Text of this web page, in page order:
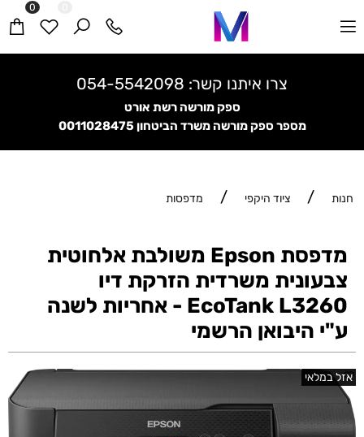
צרו איתנו קשר: 054-5542098
ספק מורשה רשת אורט
מספר ספק מורשה משרד הביטחון0011028475
0
חנות / ציוד היקפי / מדפסות
מדפסת Epson משולבת אלחוטית
צבעונית משרדית הזרקת דיו
EcoTank L3260 - אחריות לשנה
ע"י היבואן הרשמי
אזל במלאי